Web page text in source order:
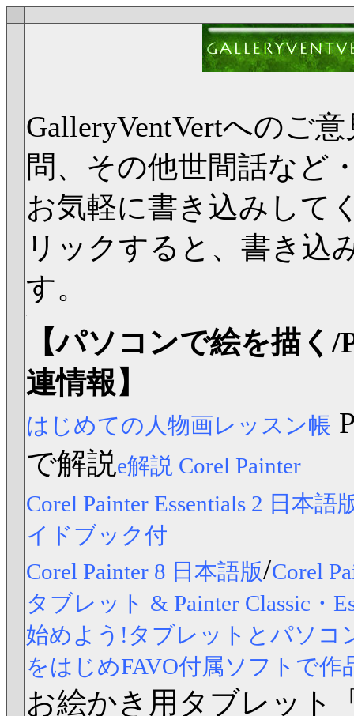
GalleryVentVertへのご
問、その他世間話など
お気軽に書き込みして
リックすると、書き込
す。
【パソコンで絵を描く
連情報】
はじめての人物画レッスン帳
で解説e解説 Corel Painter
Corel Painter Essentials 2 日本語
イドブック付
Corel Painter 8 日本語版/Corel
タブレット & Painter Classic・
始めよう!タブレットとパソコ
をはじめFAVO付属ソフトで作
お絵かき用タブレット